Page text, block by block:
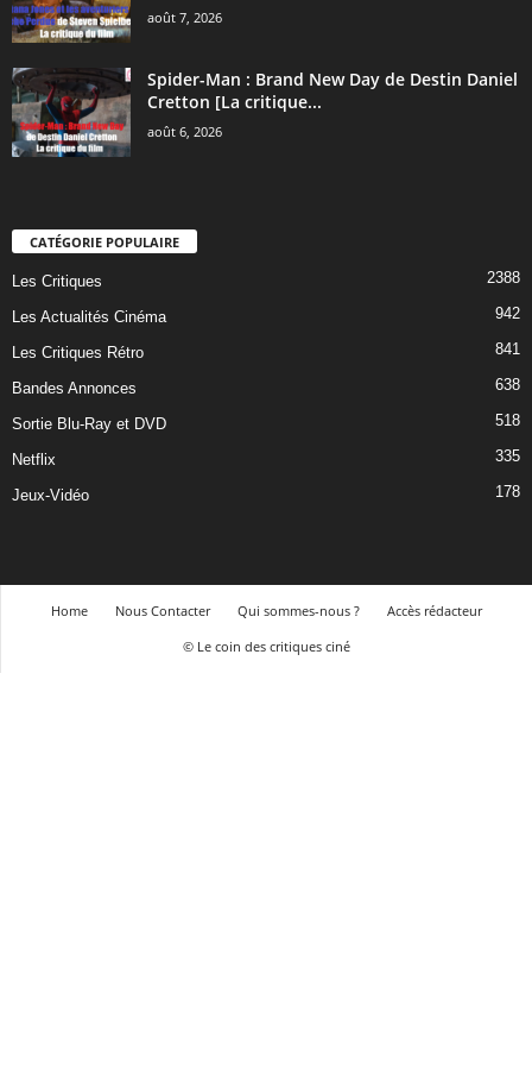
août 7, 2026
Spider-Man : Brand New Day de Destin Daniel
Cretton [La critique...
août 6, 2026
CATÉGORIE POPULAIRE
Les Critiques 2388
Les Actualités Cinéma 942
Les Critiques Rétro 841
Bandes Annonces 638
Sortie Blu-Ray et DVD 518
Netflix 335
Jeux-Vidéo 178
Home Nous Contacter Qui sommes-nous ?
Accès rédacteur
© Le coin des critiques ciné